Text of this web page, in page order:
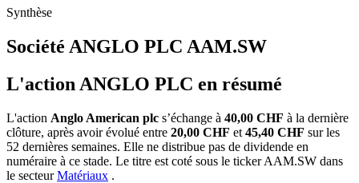
Synthèse
Société ANGLO PLC AAM.SW
L'action ANGLO PLC en résumé
L'action Anglo American plc s’échange à 40,00 CHF à la dernière
clôture, après avoir évolué entre 20,00 CHF et 45,40 CHF sur les
52 dernières semaines. Elle ne distribue pas de dividende en
numéraire à ce stade. Le titre est coté sous le tickerAAM.SW dans
le secteurMatériaux .